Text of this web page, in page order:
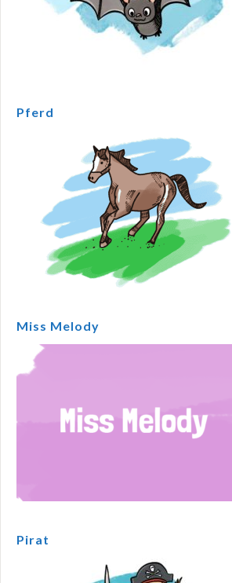
Pferd
Miss Melody
Pirat